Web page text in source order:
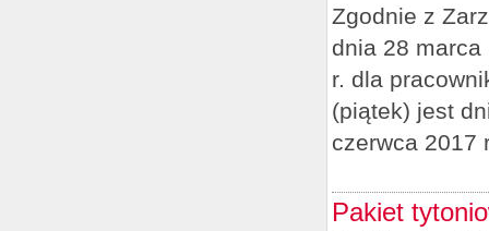
Zgodnie z
dnia 28
r. dla
(piątek) jest
czerwca 2017
Pakiet